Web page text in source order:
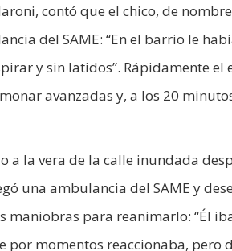
contó que el chico, de
del SAME: “En el barrio le
y sin latidos”. Rápidamente el
avanzadas y, a los 20
a la vera de la calle inundada
una ambulancia del SAME y
para reanimarlo: “Él
por momentos reaccionaba, pero